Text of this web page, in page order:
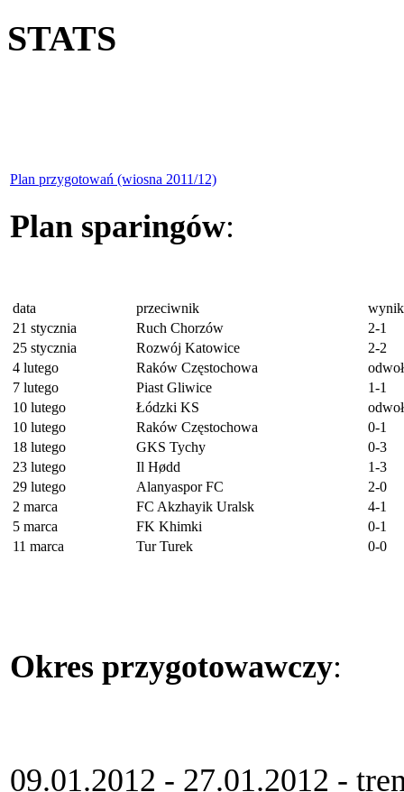
STATS
Plan przygotowań (wiosna 2011/12)
Plan sparingów:
data przeciwnik
wynik
21 stycznia
Ruch Chorzów
2-1
25 stycznia
Rozwój Katowice
2-2
4 lutego
Raków Częstochowa
7 lutego
Piast Gliwice
1-1
10 lutego
Łódzki KS
10 lutego
Raków Częstochowa
0-1
18 lutego
GKS Tychy
0-3
23 lutego
Il Hødd
1-3
29 lutego
Alanyaspor FC
2-0
2 marca
FC Akzhayik Uralsk
4-1
5 marca
FK Khimki
0-1
11 marca
Tur Turek 0-0
Okres przygotowawczy:
09.01.2012 - 27.01.2012 -